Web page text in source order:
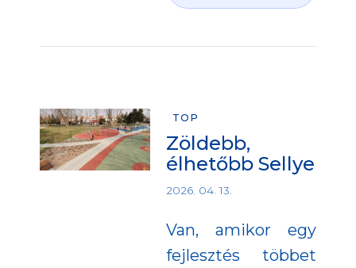
TOP
Zöldebb,
élhetőbb Sellye
2026. 04. 13.
Van, amikor egy
fejlesztés többet